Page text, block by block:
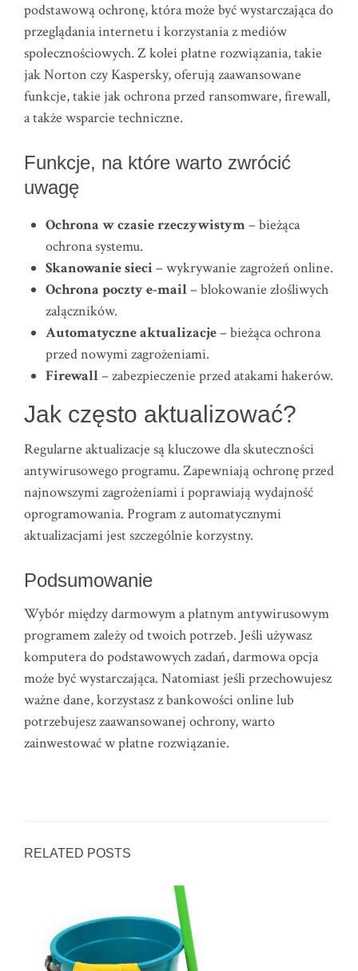
podstawową ochronę, która może być wystarczająca do
przeglądania internetu i korzystania z mediów
społecznościowych. Z kolei płatne rozwiązania, takie
jak Norton czy Kaspersky, oferują zaawansowane
funkcje, takie jak ochrona przed ransomware, firewall,
a także wsparcie techniczne.
Funkcje, na które warto zwrócić
uwagę
Ochrona w czasie rzeczywistym– bieżąca
ochrona systemu.
Skanowanie sieci – wykrywanie zagrożeń online.
Ochrona poczty e-mail– blokowanie złośliwych
załączników.
Automatyczne aktualizacje– bieżąca ochrona
przed nowymi zagrożeniami.
Firewall– zabezpieczenie przed atakami hakerów.
Jak często aktualizować?
Regularne aktualizacje są kluczowe dla skuteczności
antywirusowego programu. Zapewniają ochronę przed
najnowszymi zagrożeniami i poprawiają wydajność
oprogramowania. Program z automatycznymi
aktualizacjami jest szczególnie korzystny.
Podsumowanie
Wybór między darmowym a płatnym antywirusowym
programem zależy od twoich potrzeb. Jeśli używasz
komputera do podstawowych zadań, darmowa opcja
może być wystarczająca. Natomiast jeśli przechowujesz
ważne dane, korzystasz z bankowości online lub
potrzebujesz zaawansowanej ochrony, warto
zainwestować w płatne rozwiązanie.
RELATED POSTS